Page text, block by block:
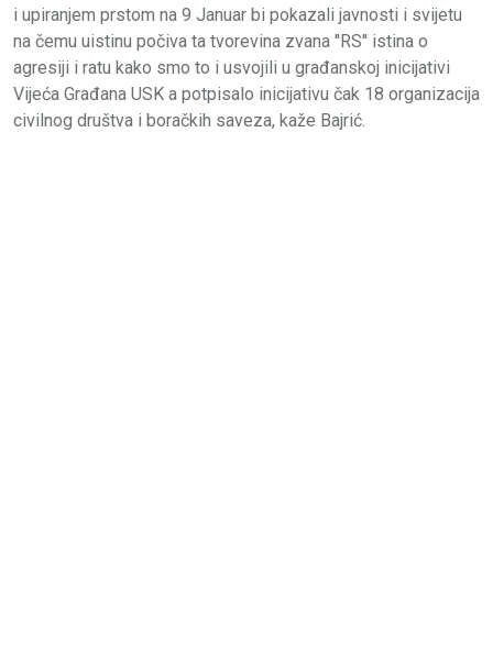
i upiranjem prstom na 9 Januar bi pokazali javnosti i svijetu
na čemu uistinu počiva ta tvorevina zvana ''RS'' istina o
agresiji i ratu kako smo to i usvojili u građanskoj inicijativi
Vijeća Građana USK a potpisalo inicijativu čak 18 organizacija
civilnog društva i boračkih saveza, kaže Bajrić.